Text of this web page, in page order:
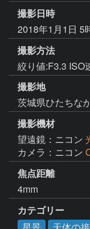
撮影日時
2018年1月1日 5
撮影方法
絞り値:F3.3 ISO
撮影地
茨城県ひたちな
撮影機材
望遠鏡：ニコン
カメラ：ニコン
焦点距離
4mm
カテゴリー